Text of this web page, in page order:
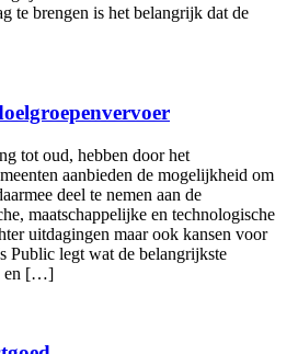
te brengen is het belangrijk dat de
tot oud, hebben door het
aanbieden de mogelijkheid om
deel te nemen aan de
maatschappelijke en technologische
uitdagingen maar ook kansen voor
Public legt wat de belangrijkste
en […]